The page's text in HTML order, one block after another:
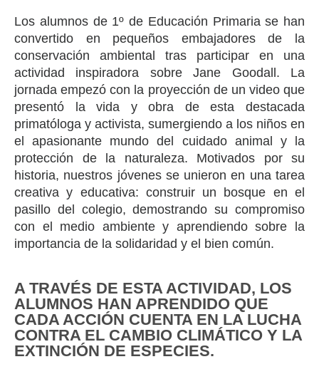
Los alumnos de 1º de Educación Primaria se han
convertido en pequeños embajadores de la
conservación ambiental tras participar en una
actividad inspiradora sobre Jane Goodall. La
jornada empezó con la proyección de un video que
presentó la vida y obra de esta destacada
primatóloga y activista, sumergiendo a los niños en
el apasionante mundo del cuidado animal y la
protección de la naturaleza. Motivados por su
historia, nuestros jóvenes se unieron en una tarea
creativa y educativa: construir un bosque en el
pasillo del colegio, demostrando su compromiso
con el medio ambiente y aprendiendo sobre la
importancia de la solidaridad y el bien común.
A TRAVÉS DE ESTA ACTIVIDAD, LOS
ALUMNOS HAN APRENDIDO QUE
CADA ACCIÓN CUENTA EN LA LUCHA
CONTRA EL CAMBIO CLIMÁTICO Y LA
EXTINCIÓN DE ESPECIES.